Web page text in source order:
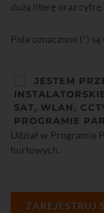
dużą literę oraz cyfrę.
Pola oznaczone (*) są
JESTEM
SAT, WLAN,
PROGRAMIE
Udział w Programie
hurtowych.
ZAREJESTRUJ